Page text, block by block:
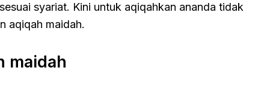
syariat. Kini untuk aqiqahkan ananda tidak
aqiqah maidah.
maidah